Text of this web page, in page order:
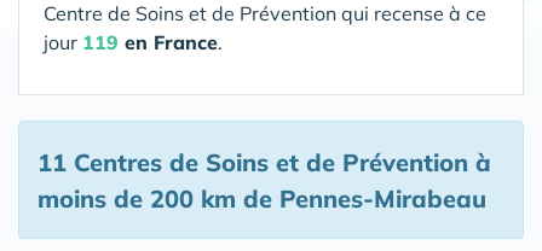
Centre de Soins et de Prévention qui recense à ce
jour 119 en France.
11 Centres de Soins et de Prévention à
moins de 200 km de Pennes-Mirabeau